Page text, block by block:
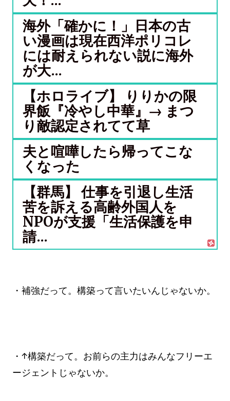
海外「確かに！」日本の古
い漫画は現在西洋ポリコレ
には耐えられない説に海外
が大...
【ホロライブ】 りりかの限
界飯『冷やし中華』→ まつ
り敵認定されてて草
夫と喧嘩したら帰ってこな
くなった
【群馬】 仕事を引退し生活
苦を訴える高齢外国人を
NPOが支援「生活保護を申
請...
・補強だって。構築って言いたいんじゃないか。
・↑構築だって。お前らの主力はみんなフリーエ
ージェントじゃないか。